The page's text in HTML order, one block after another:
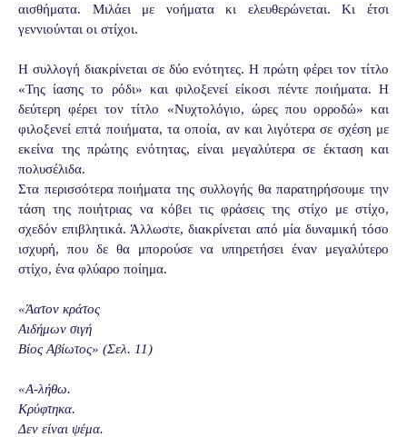
αισθήματα. Μιλάει με νοήματα κι ελευθερώνεται. Κι έτσι
γεννιούνται οι στίχοι.
Η συλλογή διακρίνεται σε δύο ενότητες. Η πρώτη φέρει τον τίτλο
«Της ίασης το ρόδι» και φιλοξενεί είκοσι πέντε ποιήματα. Η
δεύτερη φέρει τον τίτλο «Νυχτολόγιο, ώρες που ορροδώ» και
φιλοξενεί επτά ποιήματα, τα οποία, αν και λιγότερα σε σχέση με
εκείνα της πρώτης ενότητας, είναι μεγαλύτερα σε έκταση και
πολυσέλιδα.
Στα περισσότερα ποιήματα της συλλογής θα παρατηρήσουμε την
τάση της ποιήτριας να κόβει τις φράσεις της στίχο με στίχο,
σχεδόν επιβλητικά. Άλλωστε, διακρίνεται από μία δυναμική τόσο
ισχυρή, που δε θα μπορούσε να υπηρετήσει έναν μεγαλύτερο
στίχο, ένα φλύαρο ποίημα.
«Άατον κράτος
Αιδήμων σιγή
Βίος Αβίωτος» (Σελ. 11)
«Α-λήθω.
Κρύφτηκα.
Δεν είναι ψέμα.